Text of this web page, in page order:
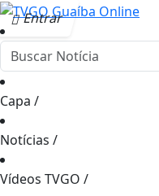
Entrar
Capa /
Notícias /
Vídeos TVGO /